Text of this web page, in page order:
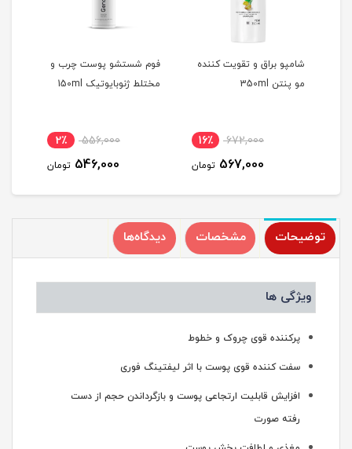
شامپو براق و تقویت کننده
مو پنتن 350ml
672,000 16٪
567,000 تومان
فوم شستشو پوست چرب و
مختلط ژنوبایوتیک 150ml
556,000 2٪
546,000 تومان
توضیحات مشخصات دیدگاه‌ها
ویژگی ها
پرکننده قوی چروک و خطوط
سفت کننده قوی پوست با اثر لیفتینگ فوری
افزایش قابلیت ارتجاعی پوست و بازگرداندن حجم از دست
رفته صورت